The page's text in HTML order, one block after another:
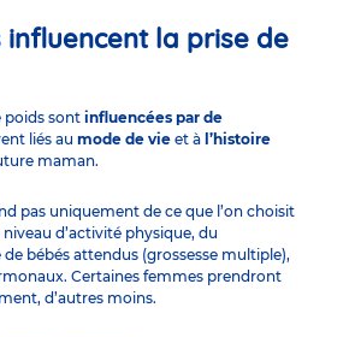
la prise de
poids sont influencées par de
liés au mode de vie et à l’histoire
maman.
pas uniquement de ce que l’on choisit
d’activité physique, du
bébés attendus (grossesse multiple),
Certaines femmes prendront
d’autres moins.